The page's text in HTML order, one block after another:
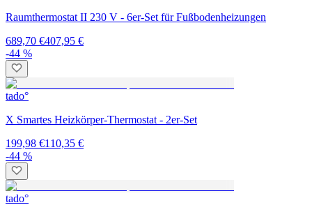
Raumthermostat II 230 V - 6er-Set für Fußbodenheizungen
689,70 €407,95 €
-44 %
tado°
X Smartes Heizkörper-Thermostat - 2er-Set
199,98 €110,35 €
-44 %
tado°